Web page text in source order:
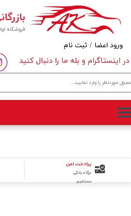
فروشگاه
در اینستاگرام و بله ما را دنبال کنید
ورود اعضا / ثبت نام
حساب کاربری من
تغییر گذر واژه
سفارشات
خروج از حساب کاربری
پرادخت امن
درگاه بانکی
مستقیم